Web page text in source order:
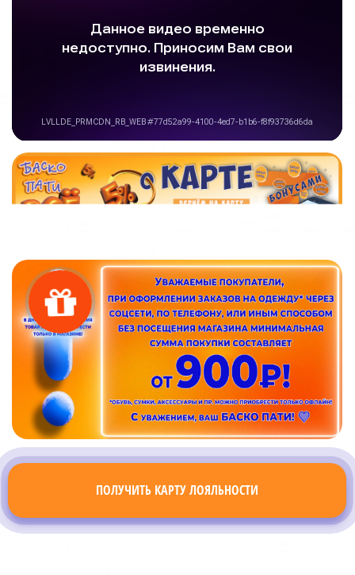
ПОЛУЧИТЬ КАРТУ ЛОЯЛЬНОСТИ